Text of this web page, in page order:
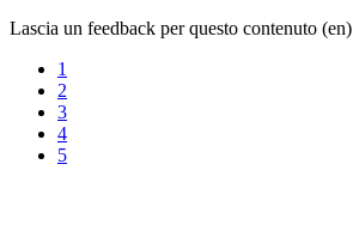
Lascia un feedback per questo contenuto (en)
1
2
3
4
5